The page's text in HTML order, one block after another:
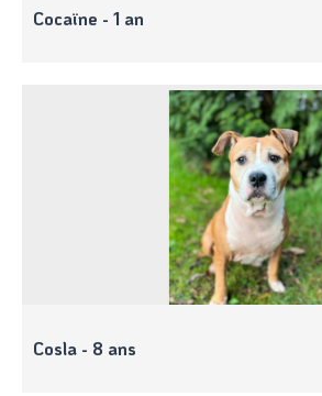
Cocaïne - 1 an
Cosla - 8 ans